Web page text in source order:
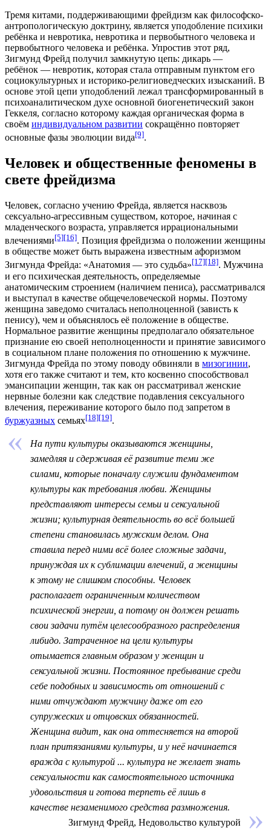
Тремя китами, поддерживающими фрейдизм как философско-
антропологическую доктрину, является уподобление психики
ребёнка и невротика, невротика и первобытного человека и
первобытного человека и ребёнка. Упростив этот ряд,
Зигмунд Фрейд получил замкнутую цепь: дикарь —
ребёнок — невротик, которая стала отправным пунктом его
социокультурных и историко-религиоведческих изысканий. В
основе этой цепи уподоблений лежал трансформированный в
психоаналитическом духе основной биогенетический закон
Геккеля, согласно которому каждая органическая форма в
своём индивидуальном развитии сокращённо повторяет
основные фазы эволюции вида[9].
Человек и общественные феномены в
свете фрейдизма
Человек, согласно учению Фрейда, является насквозь
сексуально-агрессивным существом, которое, начиная с
младенческого возраста, управляется иррациональными
влечениями[5][16]. Позиция фрейдизма о положении женщины
в обществе может быть выражена известным афоризмом
Зигмунда Фрейда: «Анатомия — это судьба»[17][18]. Мужчина
и его психическая деятельность, определяемые
анатомическим строением (наличием пениса), рассматривался
и выступал в качестве общечеловеческой нормы. Поэтому
женщина заведомо считалась неполноценной (зависть к
пенису), чем и объяснялось её положение в обществе.
Нормальное развитие женщины предполагало обязательное
признание ею своей неполноценности и принятие зависимого
в социальном плане положения по отношению к мужчине.
Зигмунда Фрейда по этому поводу обвиняли в мизогинии,
хотя его также считают и тем, кто косвенно способствовал
эмансипации женщин, так как он рассматривал женские
нервные болезни как следствие подавления сексуального
влечения, переживание которого было под запретом в
буржуазных семьях[18][19].
На пути культуры оказываются женщины,
замедляя и сдерживая её развитие теми же
силами, которые поначалу служили фундаментом
культуры как требования любви. Женщины
представляют интересы семьи и сексуальной
жизни; культурная деятельность во всё большей
степени становилась мужским делом. Она
ставила перед ними всё более сложные задачи,
принуждая их к сублимации влечений, а женщины
к этому не слишком способны. Человек
располагает ограниченным количеством
психической энергии, а потому он должен решать
свои задачи путём целесообразного распределения
либидо. Затраченное на цели культуры
отымается главным образом у женщин и
сексуальной жизни. Постоянное пребывание среди
себе подобных и зависимость от отношений с
ними отчуждают мужчину даже от его
супружеских и отцовских обязанностей.
Женщина видит, как она оттесняется на второй
план притязаниями культуры, и у неё начинается
вражда с культурой ... культура не желает знать
сексуальности как самостоятельного источника
удовольствия и готова терпеть её лишь в
качестве незаменимого средства размножения.
Зигмунд Фрейд, Недовольство культурой